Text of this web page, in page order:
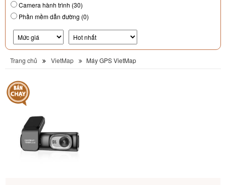
Camera hành trình (30)
Phần mềm dẫn đường (0)
Trang chủ VietMap Máy GPS VietMap